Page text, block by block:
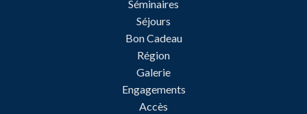
Séminaires
Séjours
Bon Cadeau
Région
Galerie
Engagements
Accès